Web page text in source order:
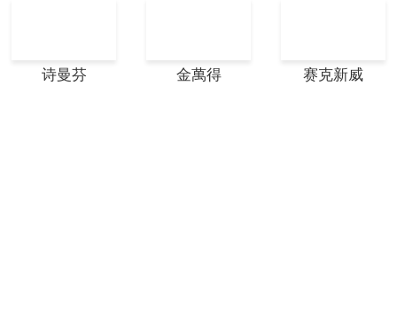
诗曼芬 金萬得 赛克新威